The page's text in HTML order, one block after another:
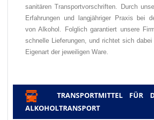
sanitären Transportvorschriften. Durch
Erfahrungen und langjähriger Praxis bei
von Alkohol. Folglich garantiert unsere
schnelle Lieferungen, und richtet sich
Eigenart der jeweiligen Ware.
✅
TRANSPORTMITTEL FÜR
ALKOHOLTRANSPORT